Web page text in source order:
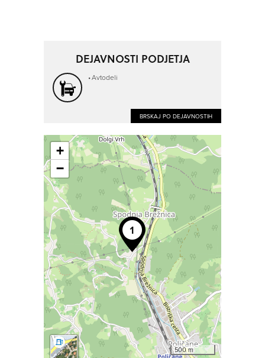
DEJAVNOSTI PODJETJA
Avtodeli
BRSKAJ PO DEJAVNOSTIH
+
−
500 m